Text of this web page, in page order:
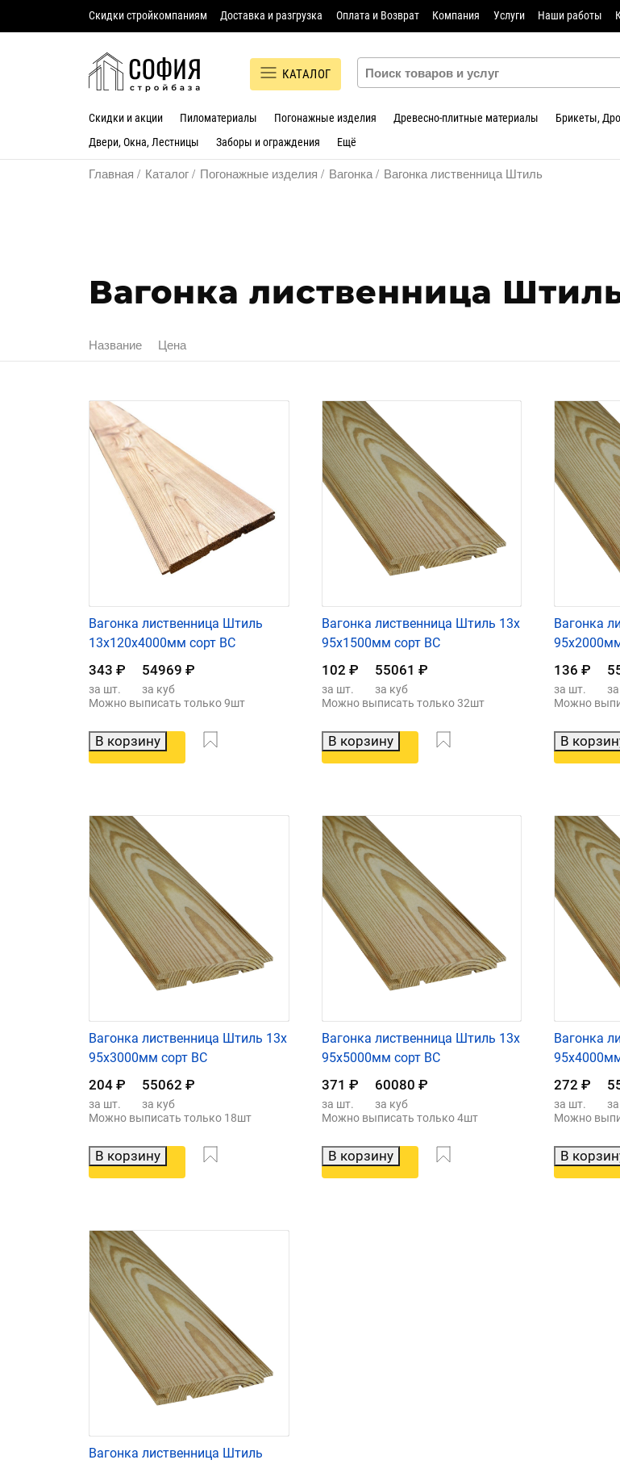
Скидки стройкомпаниям Доставка и разгрузка Оплата и Возврат Компания Услуги Наши работы
КАТАЛОГ
Скидки и акции Пиломатериалы Погонажные изделия Древесно-плитные материалы Брикеты,
Двери, Окна, Лестницы
Заборы и ограждения Ещё
Главная Каталог Погонажные изделия Вагонка Вагонка лиственница Штиль
Вагонка лиственница
Название Цена
Вагонка лиственница Штиль
13х120х4000мм сорт ВС
343 ₽ 54969 ₽
за шт.
за куб
Можно выписать только 9шт
В корзину
Вагонка лиственница Штиль 13х
95х1500мм сорт ВС
102 ₽ 55061 ₽
за шт.
за куб
Можно выписать только 32шт
В корзину
Вагонка
136 ₽
за шт.
Можно
В
Вагонка лиственница Штиль 13х
95х3000мм сорт ВС
204 ₽ 55062 ₽
за шт.
за куб
Можно выписать только 18шт
В корзину
Вагонка лиственница Штиль 13х
95х5000мм сорт ВС
371 ₽ 60080 ₽
за шт.
за куб
Можно выписать только 4шт
В корзину
Вагонка
272 ₽
за шт.
Можно
В
Вагонка лиственница Штиль